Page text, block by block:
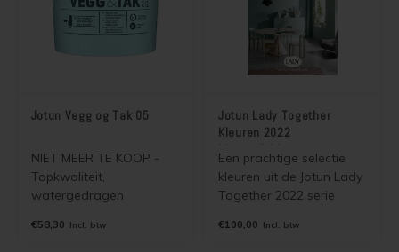
Jotun Vegg og Tak 05
NIET MEER TE KOOP -
Topkwaliteit,
watergedragen
plafondverf voor binnen.
€58,30 Incl. btw
Jotun Lady Together
Kleuren 2022
Een prachtige selectie
kleuren uit de Jotun Lady
Together 2022 serie
kleurenfolder. De kleuren
€100,00 Incl. btw